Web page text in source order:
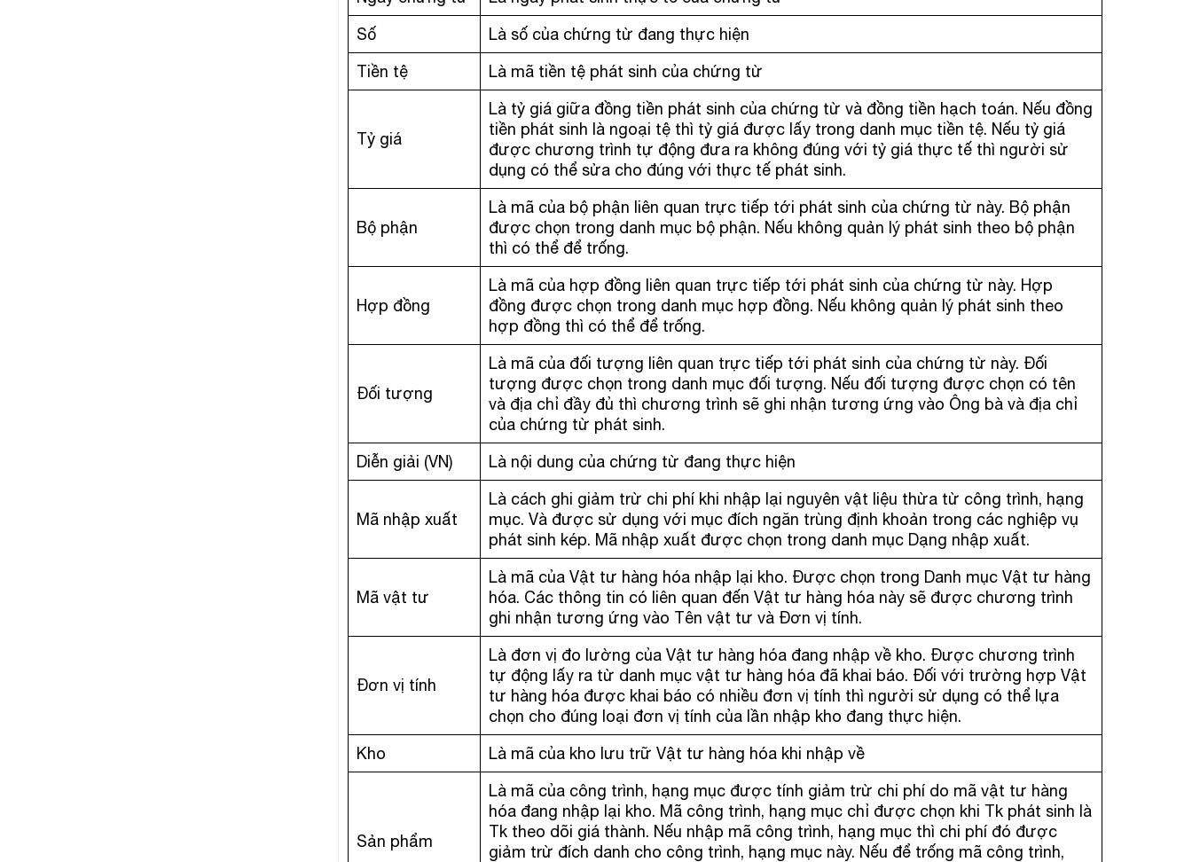
Số
Là số của chứng từ đang thực hiện
Tiền tệ
Là mã tiền tệ phát sinh của chứng từ
Tỷ giá
Là tỷ giá giữa đồng tiền phát sinh của chứng từ và đồng tiền hạch toán. Nếu đồng
tiền phát sinh là ngoại tệ thì tỷ giá được lấy trong danh mục tiền tệ. Nếu tỷ giá
được chương trình tự động đưa ra không đúng với tỷ giá thực tế thì người sử
dụng có thể sửa cho đúng với thực tế phát sinh.
Bộ phận
Là mã của bộ phận liên quan trực tiếp tới phát sinh của chứng từ này. Bộ phận
được chọn trong danh mục bộ phận. Nếu không quản lý phát sinh theo bộ phận
thì có thể để trống.
Hợp đồng
Là mã của hợp đồng liên quan trực tiếp tới phát sinh của chứng từ này. Hợp
đồng được chọn trong danh mục hợp đồng. Nếu không quản lý phát sinh theo
hợp đồng thì có thể để trống.
Đối tượng
Là mã của đối tượng liên quan trực tiếp tới phát sinh của chứng từ này. Đối
tượng được chọn trong danh mục đối tượng. Nếu đối tượng được chọn có tên
và địa chỉ đầy đủ thì chương trình sẽ ghi nhận tương ứng vào Ông bà và địa chỉ
của chứng từ phát sinh.
Diễn giải (VN)
Là nội dung của chứng từ đang thực hiện
Mã nhập xuất
Là cách ghi giảm trừ chi phí khi nhập lại nguyên vật liệu thừa từ công trình, hạng
mục. Và được sử dụng với mục đích ngăn trùng định khoản trong các nghiệp vụ
phát sinh kép. Mã nhập xuất được chọn trong danh mục Dạng nhập xuất.
Mã vật tư
Là mã của Vật tư hàng hóa nhập lại kho. Được chọn trong Danh mục Vật tư hàng
hóa. Các thông tin có liên quan đến Vật tư hàng hóa này sẽ được chương trình
ghi nhận tương ứng vào Tên vật tư và Đơn vị tính.
Đơn vị tính
Là đơn vị đo lường của Vật tư hàng hóa đang nhập về kho. Được chương trình
tự động lấy ra từ danh mục vật tư hàng hóa đã khai báo. Đối với trường hợp Vật
tư hàng hóa được khai báo có nhiều đơn vị tính thì người sử dụng có thể lựa
chọn cho đúng loại đơn vị tính của lần nhập kho đang thực hiện.
Kho
Là mã của kho lưu trữ Vật tư hàng hóa khi nhập về
Sản phẩm
Là mã của công trình, hạng mục được tính giảm trừ chi phí do mã vật tư hàng
hóa đang nhập lại kho. Mã công trình, hạng mục chỉ được chọn khi Tk phát sinh là
Tk theo dõi giá thành. Nếu nhập mã công trình, hạng mục thì chi phí đó được
giảm trừ đích danh cho công trình, hạng mục này. Nếu để trống mã công trình,